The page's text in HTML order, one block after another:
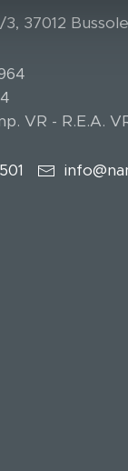
3, 37012
VR - R.E.A.